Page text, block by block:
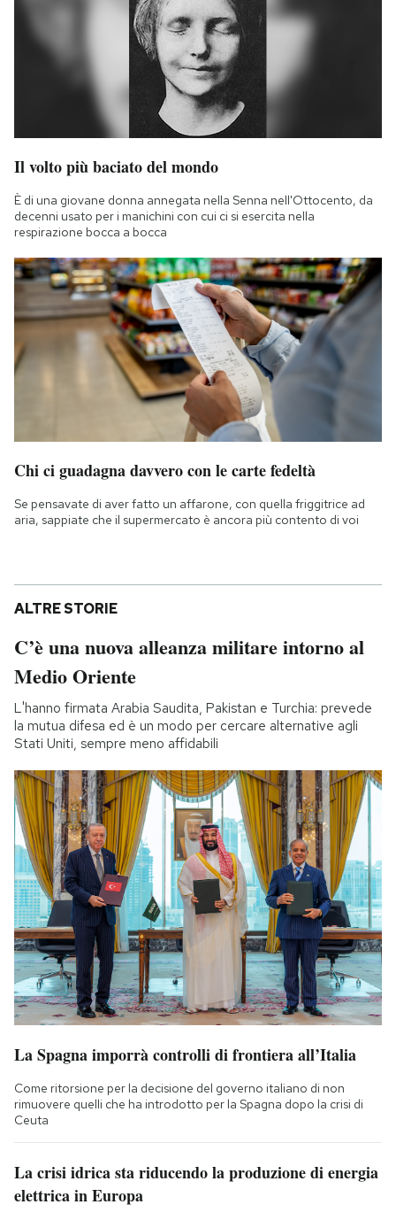
Il volto più baciato del mondo
È di una giovane donna annegata nella Senna nell'Ottocento, da
decenni usato per i manichini con cui ci si esercita nella
respirazione bocca a bocca
Chi ci guadagna davvero con le carte fedeltà
Se pensavate di aver fatto un affarone, con quella friggitrice ad
aria, sappiate che il supermercato è ancora più contento di voi
ALTRE STORIE
C’è una nuova alleanza militare intorno al
Medio Oriente
L'hanno firmata Arabia Saudita, Pakistan e Turchia: prevede
la mutua difesa ed è un modo per cercare alternative agli
Stati Uniti, sempre meno affidabili
La Spagna imporrà controlli di frontiera all’Italia
Come ritorsione per la decisione del governo italiano di non
rimuovere quelli che ha introdotto per la Spagna dopo la crisi di
Ceuta
La crisi idrica sta riducendo la produzione di energia
elettrica in Europa